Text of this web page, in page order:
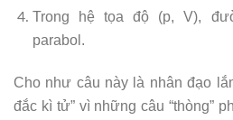
Trong hệ tọa độ (p, V),
parabol.
Cho như câu này là nhân đạo
đắc kì tử” vì những câu “thòng”